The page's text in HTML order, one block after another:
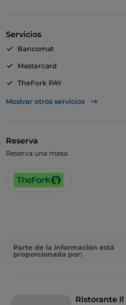
Servicios
Bancomat
Mastercard
TheFork PAY
UnionPay via TheFork PAY
Baño para inválidos
Mostrar otros servicios
Reserva
Reserva una mesa
Parte de la información está
proporcionada por:
Ristorante